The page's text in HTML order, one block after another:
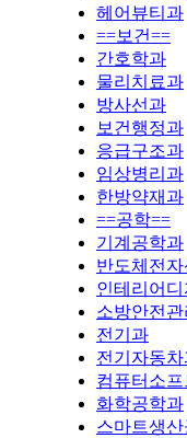
헤어뷰티과
==보건==
간호학과
물리치료과
방사선과
보건행정과
응급구조과
임상병리과
한방약재과
==공학==
기계공학과
반도체전
인테리어
소방안전
전기과
전기자동차
컴퓨터소
화학공학과
스마트생